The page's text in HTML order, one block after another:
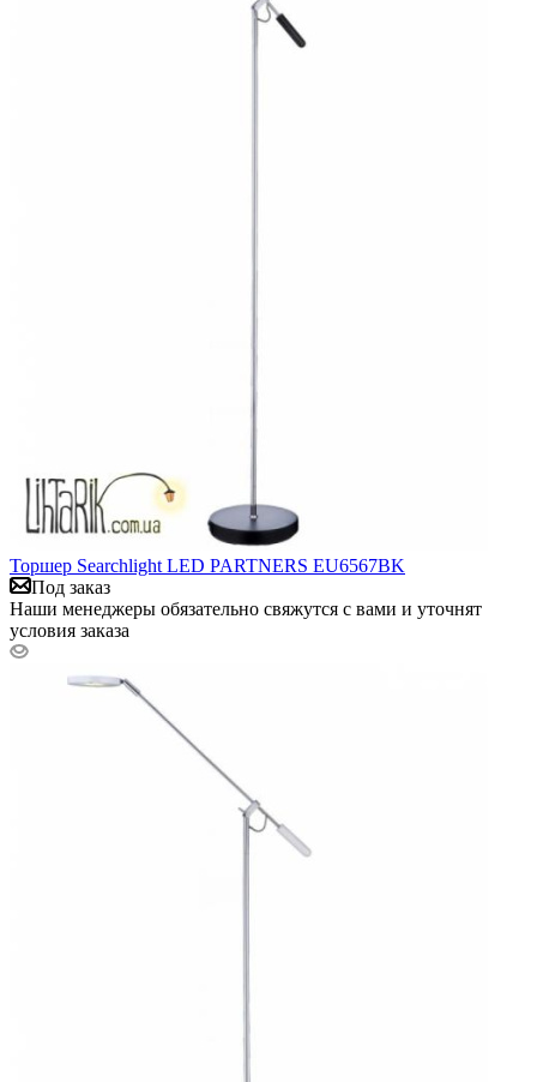
Торшер Searchlight LED PARTNERS EU6567BK
Под заказ
Наши менеджеры обязательно свяжутся с вами и уточнят
условия заказа